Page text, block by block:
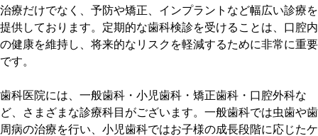
治療だけでなく、予防や矯正、インプラントなど幅広い診療を
提供しております。定期的な歯科検診を受けることは、口腔内
の健康を維持し、将来的なリスクを軽減するために非常に重要
です。
歯科医院には、一般歯科・小児歯科・矯正歯科・口腔外科な
ど、さまざまな診療科目がございます。一般歯科では虫歯や歯
周病の治療を行い、小児歯科ではお子様の成長段階に応じたケ